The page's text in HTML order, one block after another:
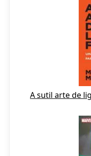
A sutil arte de